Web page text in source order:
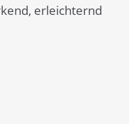
erleichternd